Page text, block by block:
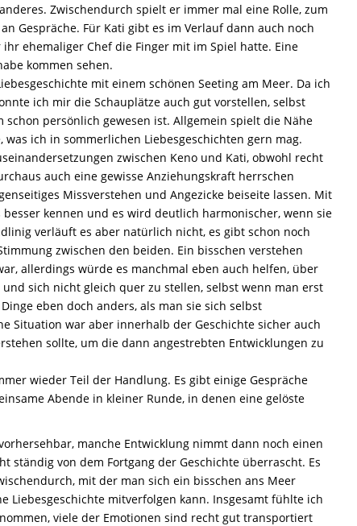
Zwischendurch spielt er immer mal eine Rolle, zum
Gespräche. Für Kati gibt es im Verlauf dann auch noch
ehemaliger Chef die Finger mit im Spiel hatte. Eine
kommen sehen.
mit einem schönen Seeting am Meer. Da ich
ich mir die Schauplätze auch gut vorstellen, selbst
persönlich gewesen ist. Allgemein spielt die Nähe
ich in sommerlichen Liebesgeschichten gern mag.
zwischen Keno und Kati, obwohl recht
auch eine gewisse Anziehungskraft herrschen
Missverstehen und Angezicke beiseite lassen. Mit
kennen und es wird deutlich harmonischer, wenn sie
verläuft es aber natürlich nicht, es gibt schon noch
zwischen den beiden. Ein bisschen verstehen
allerdings würde es manchmal eben auch helfen, über
sich nicht gleich quer zu stellen, selbst wenn man erst
eben doch anders, als man sie sich selbst
Situation war aber innerhalb der Geschichte sicher auch
sollte, um die dann angestrebten Entwicklungen zu
wieder Teil der Handlung. Es gibt einige Gespräche
Abende in kleiner Runde, in denen eine gelöste
manche Entwicklung nimmt dann noch einen
ständig von dem Fortgang der Geschichte überrascht. Es
mit der man sich ein bisschen ans Meer
Liebesgeschichte mitverfolgen kann. Insgesamt fühlte ich
viele der Emotionen sind recht gut transportiert